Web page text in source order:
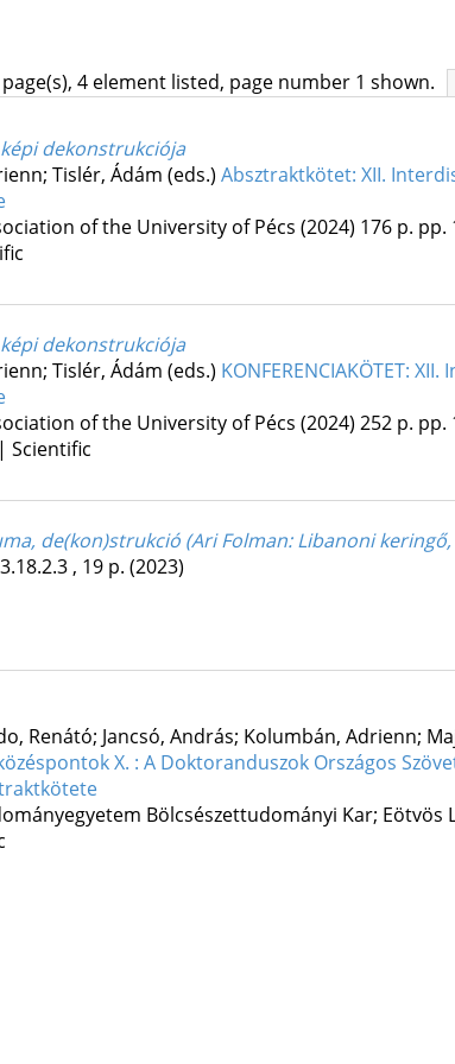
4 element listed, page number 1 shown.
dekonstrukciója
Tislér, Ádám (eds.) Absztraktkötet: XII.
of the University of Pécs (2024) 176 p. pp.
dekonstrukciója
Tislér, Ádám (eds.) KONFERENCIAKÖTET:
of the University of Pécs (2024) 252 p. pp.
Scientific
de(kon)strukció (Ari Folman: Libanoni keringő,
, 19 p. (2023)
Renátó; Jancsó, András; Kolumbán, Adrienn;
X. : A Doktoranduszok Országos
Bölcsészettudományi Kar;